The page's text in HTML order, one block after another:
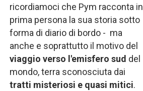
ricordiamoci che Pym racconta in
prima persona la sua storia sotto
forma di diario di bordo - ma
anche e soprattutto il motivo del
viaggio verso l'emisfero sud del
mondo, terra sconosciuta dai
tratti misteriosi e quasi mitici.